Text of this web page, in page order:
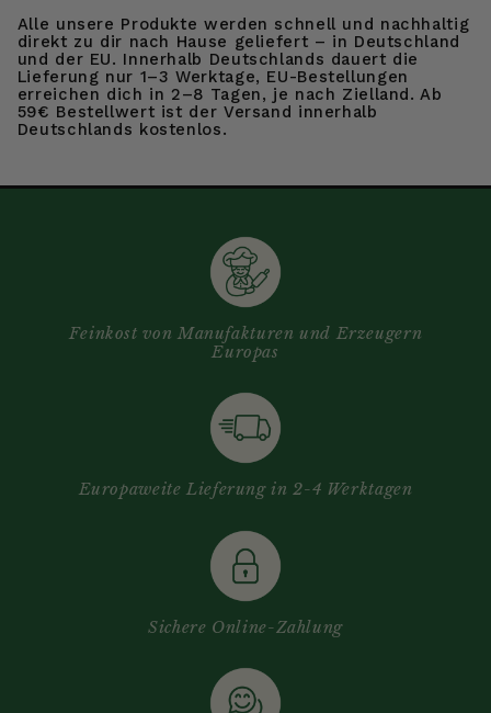
Alle unsere Produkte werden schnell und nachhaltig
direkt zu dir nach Hause geliefert – in Deutschland
und der EU. Innerhalb Deutschlands dauert die
Lieferung nur 1–3 Werktage, EU-Bestellungen
erreichen dich in 2–8 Tagen, je nach Zielland. Ab
59€ Bestellwert ist der Versand innerhalb
Deutschlands kostenlos.
Feinkost von Manufakturen und Erzeugern
Europas
Europaweite Lieferung in 2-4 Werktagen
Sichere Online-Zahlung